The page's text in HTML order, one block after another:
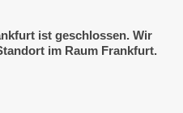
ist geschlossen. Wir
im Raum Frankfurt.